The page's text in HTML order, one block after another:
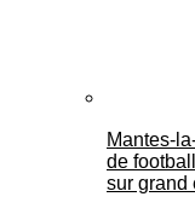
Mantes-
de
sur grand